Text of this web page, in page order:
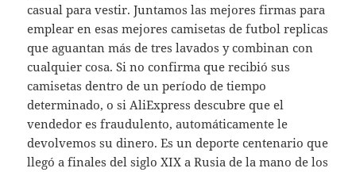
casual para vestir. Juntamos las mejores firmas para
emplear en esas mejores camisetas de futbol replicas
que aguantan más de tres lavados y combinan con
cualquier cosa. Si no confirma que recibió sus
camisetas dentro de un período de tiempo
determinado, o si AliExpress descubre que el
vendedor es fraudulento, automáticamente le
devolvemos su dinero. Es un deporte centenario que
llegó a finales del siglo XIX a Rusia de la mano de los